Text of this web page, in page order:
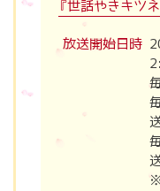
『世話やきキツ
放送開始日時